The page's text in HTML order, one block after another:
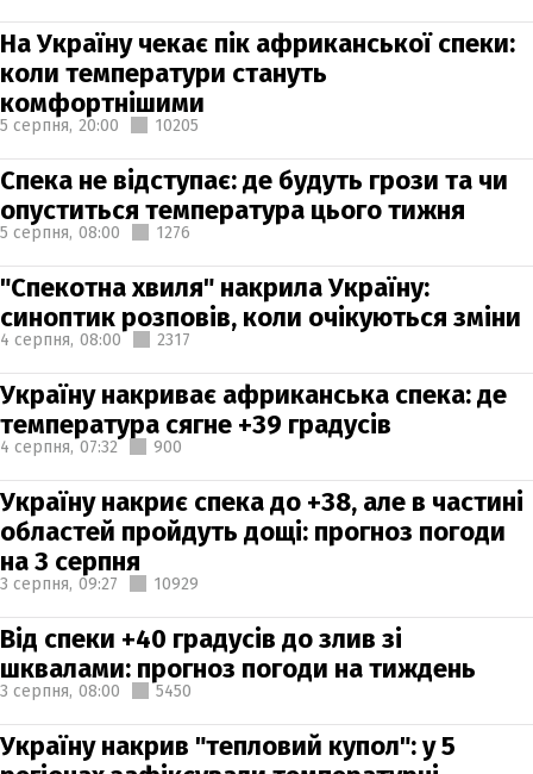
На Україну чекає пік африканської спеки:
коли температури стануть
комфортнішими
5 серпня, 20:00 10205
Спека не відступає: де будуть грози та чи
опуститься температура цього тижня
5 серпня, 08:00 1276
"Спекотна хвиля" накрила Україну:
синоптик розповів, коли очікуються зміни
4 серпня, 08:00 2317
Україну накриває африканська спека: де
температура сягне +39 градусів
4 серпня, 07:32 900
Україну накриє спека до +38, але в частині
областей пройдуть дощі: прогноз погоди
на 3 серпня
3 серпня, 09:27 10929
Від спеки +40 градусів до злив зі
шквалами: прогноз погоди на тиждень
3 серпня, 08:00 5450
Україну накрив "тепловий купол": у 5